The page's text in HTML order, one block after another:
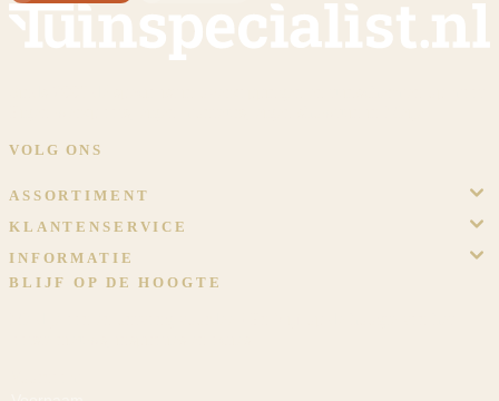
VOLG ONS
ASSORTIMENT
KLANTENSERVICE
INFORMATIE
BLIJF OP DE HOOGTE